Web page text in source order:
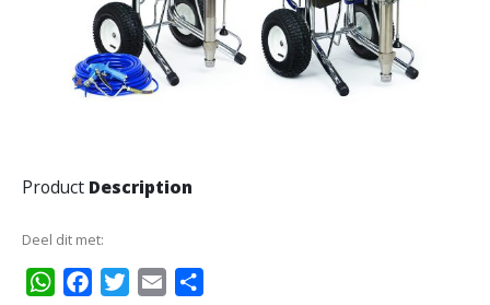
Product Description
Deel dit met:
WhatsAppFacebookTwitterEmail